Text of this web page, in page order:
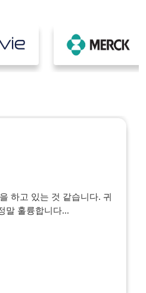
하고 있는 것 같습니다. 귀
말 훌륭합니다...